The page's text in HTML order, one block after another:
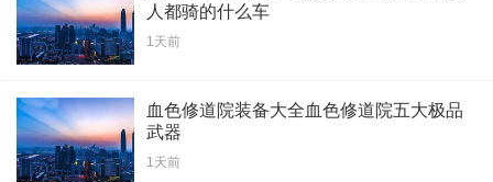
人都骑的什么车
1天前
血色修道院装备大全血色修道院五大极品
武器
1天前